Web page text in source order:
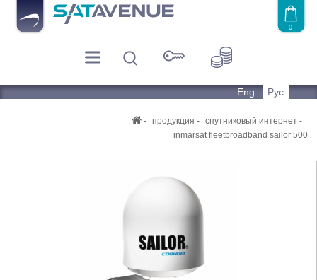
0
Eng Рус
продукция
спутниковый интернет
inmarsat fleetbroadband sailor 500